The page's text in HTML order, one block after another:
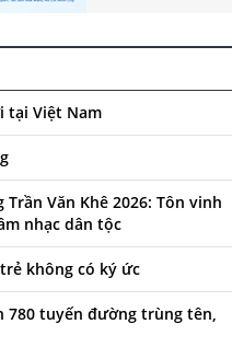
tại Việt Nam
Văn Khê 2026: Tôn vinh
nhạc dân tộc
không có ký ức
780 tuyến đường trùng tên,